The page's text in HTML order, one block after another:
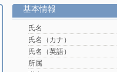
基本情報
氏名
氏名（カナ）
氏名（英語）
所属